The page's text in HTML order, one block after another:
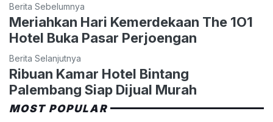
Berita Sebelumnya
Meriahkan Hari Kemerdekaan The 1O1
Hotel Buka Pasar Perjoengan
Berita Selanjutnya
Ribuan Kamar Hotel Bintang
Palembang Siap Dijual Murah
MOST POPULAR